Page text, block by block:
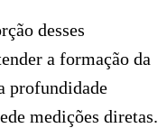
desses
a formação da
profundidade
medições diretas.